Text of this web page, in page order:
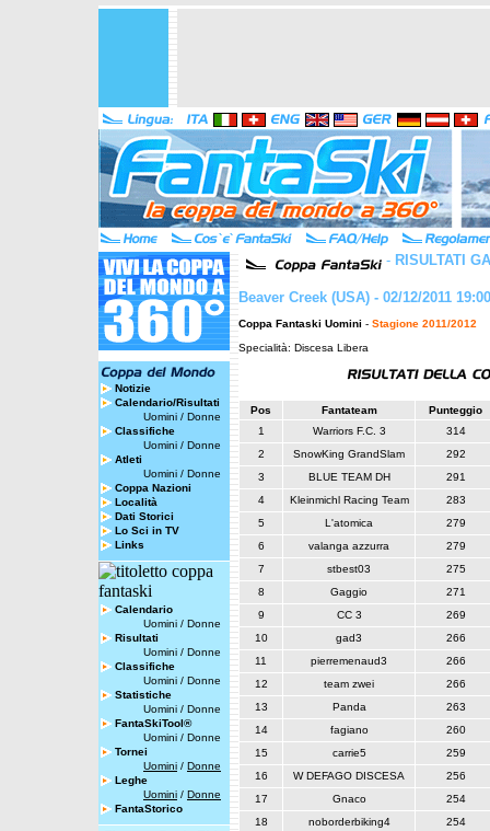
Notizie
Calendario/Risultati
Uomini / Donne
Classifiche
Uomini / Donne
Atleti
Uomini / Donne
Coppa Nazioni
Località
Dati Storici
Lo Sci in TV
Links
Calendario
Uomini / Donne
Risultati
Uomini / Donne
Classifiche
Uomini / Donne
Statistiche
Uomini / Donne
FantaSkiTool®
Uomini / Donne
Tornei
Uomini / Donne
Leghe
Uomini / Donne
FantaStorico
- RISULTATI
Beaver Creek (USA) - 02/12/2011
Coppa Fantaski Uomini - Stagione 2011/2012
Specialità: Discesa Libera
Pos Fantateam
Punteggio
1
Warriors F.C. 3
314
2
SnowKing GrandSlam
292
3
BLUE TEAM DH
291
4
Kleinmichl Racing Team
283
5
L'atomica
279
6
valanga azzurra
279
7
stbest03
275
8
Gaggio
271
9
CC 3
269
10
gad3
266
11
pierremenaud3
266
12
team zwei
266
13
Panda
263
14
fagiano
260
15
carrie5
259
16
W DEFAGO DISCESA
256
17
Gnaco
254
18
noborderbiking4
254